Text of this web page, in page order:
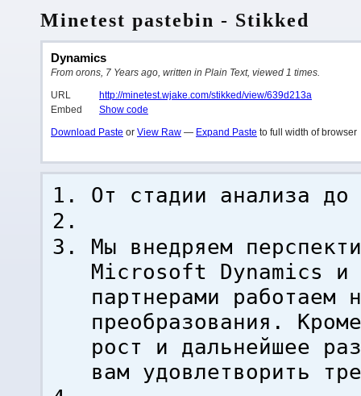
Minetest pastebin - Stikked
Dynamics
From orons, 7 Years ago, written in Plain Text, viewed 1 times.
URL
http://minetest.wjake.com/stikked/view/639d213a
Embed
Show code
Download Paste or View Raw — Expand Paste to full width of browser
От стадии анализа
Мы внедряем
Microsoft Dynamics и
партнерами работаем
преобразования.
рост и дальнейшее
вам удовлетворить